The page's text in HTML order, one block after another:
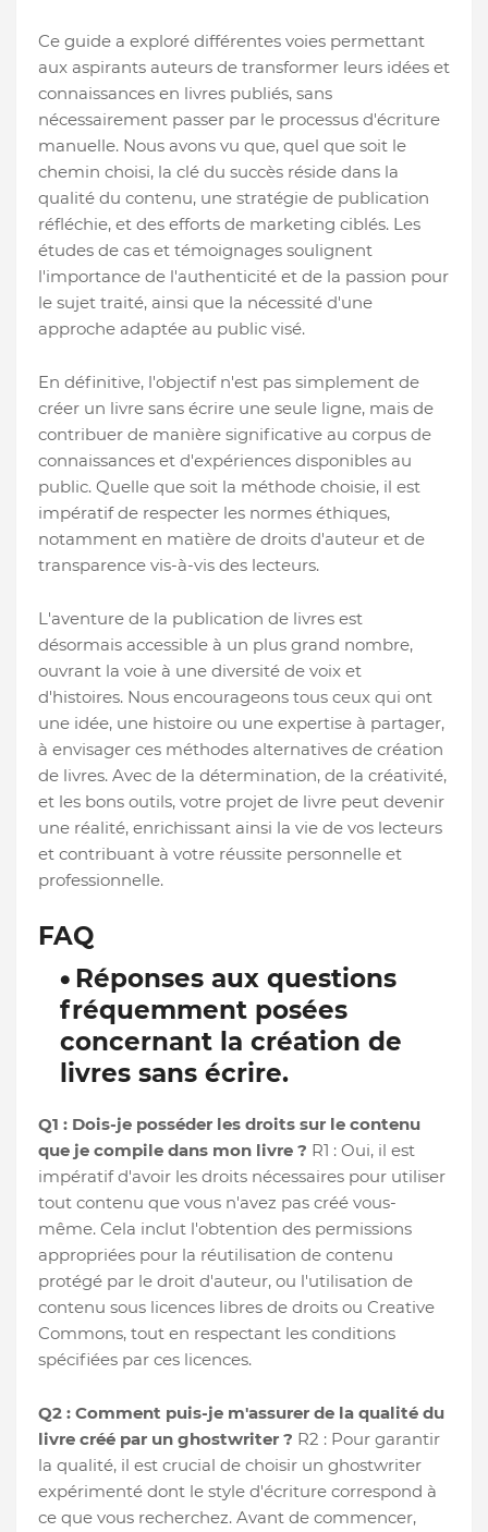
Ce guide a exploré différentes voies permettant
aux aspirants auteurs de transformer leurs idées et
connaissances en livres publiés, sans
nécessairement passer par le processus d'écriture
manuelle. Nous avons vu que, quel que soit le
chemin choisi, la clé du succès réside dans la
qualité du contenu, une stratégie de publication
réfléchie, et des efforts de marketing ciblés. Les
études de cas et témoignages soulignent
l'importance de l'authenticité et de la passion pour
le sujet traité, ainsi que la nécessité d'une
approche adaptée au public visé.
En définitive, l'objectif n'est pas simplement de
créer un livre sans écrire une seule ligne, mais de
contribuer de manière significative au corpus de
connaissances et d'expériences disponibles au
public. Quelle que soit la méthode choisie, il est
impératif de respecter les normes éthiques,
notamment en matière de droits d'auteur et de
transparence vis-à-vis des lecteurs.
L'aventure de la publication de livres est
désormais accessible à un plus grand nombre,
ouvrant la voie à une diversité de voix et
d'histoires. Nous encourageons tous ceux qui ont
une idée, une histoire ou une expertise à partager,
à envisager ces méthodes alternatives de création
de livres. Avec de la détermination, de la créativité,
et les bons outils, votre projet de livre peut devenir
une réalité, enrichissant ainsi la vie de vos lecteurs
et contribuant à votre réussite personnelle et
professionnelle.
FAQ
Réponses aux questions
fréquemment posées
concernant la création de
livres sans écrire.
Q1 : Dois-je posséder les droits sur le contenu
que je compile dans mon livre ? R1 : Oui, il est
impératif d'avoir les droits nécessaires pour utiliser
tout contenu que vous n'avez pas créé vous-
même. Cela inclut l'obtention des permissions
appropriées pour la réutilisation de contenu
protégé par le droit d'auteur, ou l'utilisation de
contenu sous licences libres de droits ou Creative
Commons, tout en respectant les conditions
spécifiées par ces licences.
Q2 : Comment puis-je m'assurer de la qualité du
livre créé par un ghostwriter ? R2 : Pour garantir
la qualité, il est crucial de choisir un ghostwriter
expérimenté dont le style d'écriture correspond à
ce que vous recherchez. Avant de commencer,